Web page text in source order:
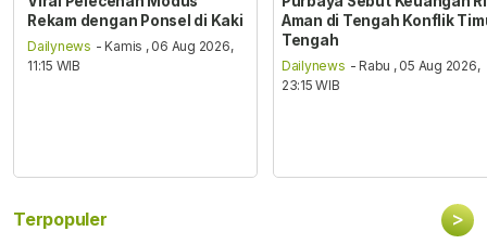
Rekam dengan Ponsel di Kaki
Dailynews - Kamis , 06 Aug 2026,
11:15 WIB
Aman di Tengah Konflik
Tengah
Dailynews - Rabu , 05 Aug 2026,
23:15 WIB
Terpopuler >